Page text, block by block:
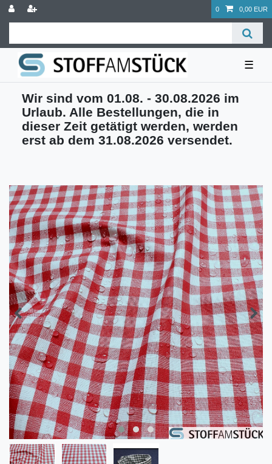
0 0,00 EUR
☰
Wir sind vom 01.08. - 30.08.2026 im
Urlaub. Alle Bestellungen, die in
dieser Zeit getätigt werden, werden
erst ab dem 31.08.2026 versendet.